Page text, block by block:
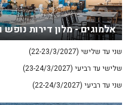
אלמוגים - מלון דירות נופש
שני עד שלישי (22-23/3/2027)
שלישי עד רביעי (23-24/3/2027)
שני עד רביעי (22-24/3/2027)